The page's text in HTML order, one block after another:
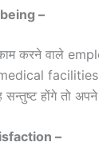
–
करने वाले
सन्तुष्ट होंगे तो
–